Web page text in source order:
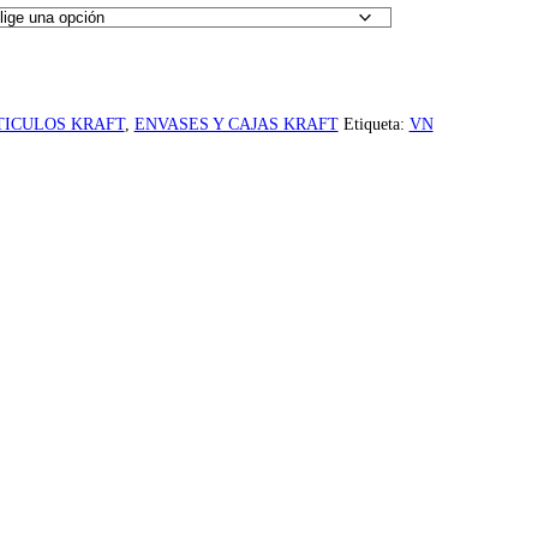
KRAFT, ENVASES Y CAJAS KRAFT Etiqueta: VN